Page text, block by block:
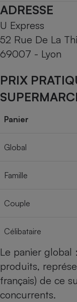
ADRESSE
U Express
52 Rue De La
69007 - Lyon
PRIX
Panier
Global
Famille
Couple
Célibataire
Le panier global
produits,
français) de ce
concurrents.